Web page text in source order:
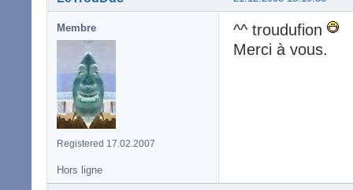
Membre
Registered 17.02.2007
^^ troudufion
Merci à vous.
Hors ligne